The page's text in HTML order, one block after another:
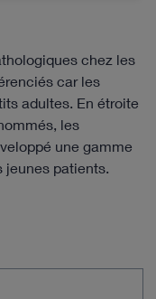
chez les
car les
adultes. En étroite
les
une gamme
jeunes patients.